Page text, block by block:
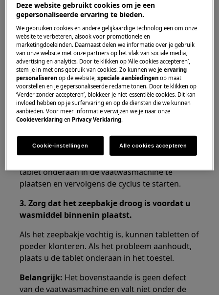
1. Het wordt aanbevolen om
vaatwastabletten te gebruiken voor lange
cycli om sporen van detergent op servies te
vermijden.
Vaatwastabletten lossen niet volledig op in een
korte cyclus.
2. Probeer een ander merk vaatwastabletten
of gebruik in plaats daarvan waspoeder.
Bepaalde merken afwasmiddeltablet lossen niet
volledig op.. Als u tabletten heeft gekocht die
niet effectief oplossen of die niet uit het
tablet onderaan in de vaatwasmachine te
plaatsen en vervolgens de cyclus te starten.
3. Zorg dat het zeepbakje droog is voordat u
wasmiddel binnenin plaatst.
Als het zeepbakje vochtig is, kunnen tabletten of
poeder klonteren. Als het probleem aanhoudt,
plaats u de tablet onderaan in het toestel.
Belangrijk: Het bovenstaande is geen defect
van de vaatwasmachine en valt niet onder de
Deze website gebruikt cookies om je een
gepersonaliseerde ervaring te bieden.
We gebruiken cookies en andere gelijkaardige technologieën om onze
website te verbeteren, alsook voor promotionele en
marketingdoeleinden. Daarnaast delen we informatie over je gebruik
van onze website met onze partners op het vlak van sociale media,
advertising en analytics. Door te klikken op ‘Alle cookies accepteren’,
stem je in met ons gebruik van cookies. Zo kunnen weje ervaring
personaliseren op de website,speciale aanbiedingen op maat
voorstellen en je gepersonaliseerde reclame tonen. Door te klikken op
‘Verder zonder accepteren’, blokkeer je niet-essentiële cookies. Dit kan
invloed hebben op je surfervaring en op de diensten die we kunnen
aanbieden. Voor meer informatie verwijzen we je naar onze
Cookieverklaring en Privacy Verklaring.
Cookie-instellingen Alle cookies accepteren